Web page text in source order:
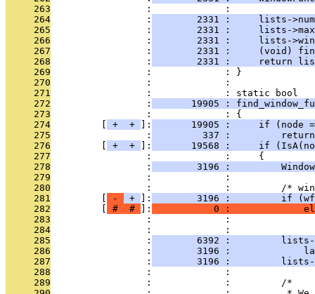
     263
                 :             :
     264
                 :
2331 :     lists-
     265
                 :
2331 :     lists-
     266
                 :
2331 :     lists-
     267
                 :
2331 :     (void)
     268
                 :
2331 :     return
     269
                 :             : }
     270
                 :             :
     271
                 :             : static bool
     272
                 :
19905 :
     273
                 :             : {
     274
+ + ]:
19905 :     if (node
     275
                 :
337 :
     276
+ + ]:
19568 :     if
     277
                 :             :     {
     278
                 :
3196 :
     279
                 :             :
     280
:             :         /*
     281
- + ]:
3196 :         if
     282
# # ]:
0 :
     283
:             :
     284
                 :             :
     285
                 :
6392 :
     286
                 :
3196 :
     287
                 :
3196 :
     288
                 :             :
     289
                 :             :         /*